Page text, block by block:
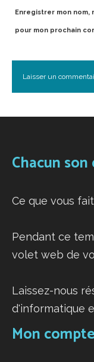
Enregistrer mon nom,
pour mon prochain
Chacun
Ce que vous
Pendant ce
volet web de
Laissez-nous
d'informatique
Mon compte